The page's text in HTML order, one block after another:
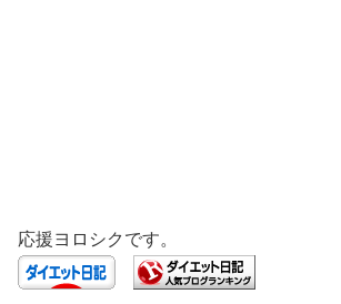
応援ヨロシクです。